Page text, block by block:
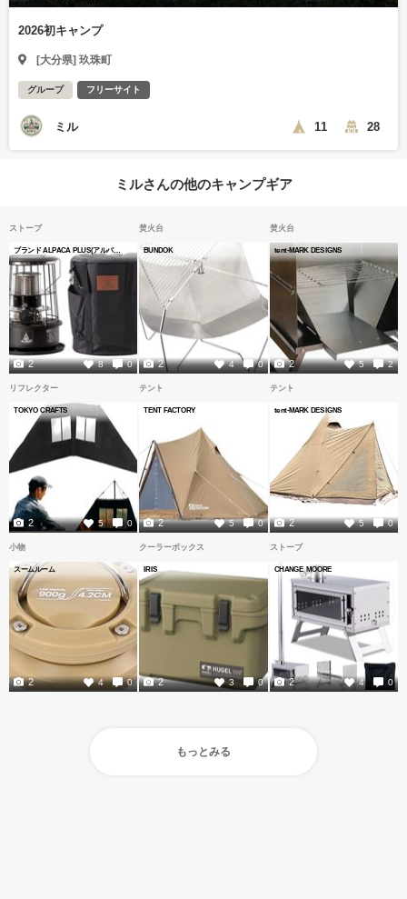
2026初キャンプ
[大分県] 玖珠町
グループ フリーサイト
ミル 11 28
ミルさんの他のキャンプギア
ストーブ
ブランド ALPACA PLUS(アルパカプラス)色 ブラックエディション
8 0
2
焚火台
BUNDOK
4 0
2
焚火台
tent-MARK DESIGNS
5 2
2
リフレクター
TOKYO CRAFTS
5 0
2
テント
TENT FACTORY
5 0
2
テント
tent-MARK DESIGNS
5 0
2
小物
スームルーム
4 0
2
クーラーボックス
IRIS
3 0
2
ストーブ
CHANGE MOORE
4 0
2
もっとみる